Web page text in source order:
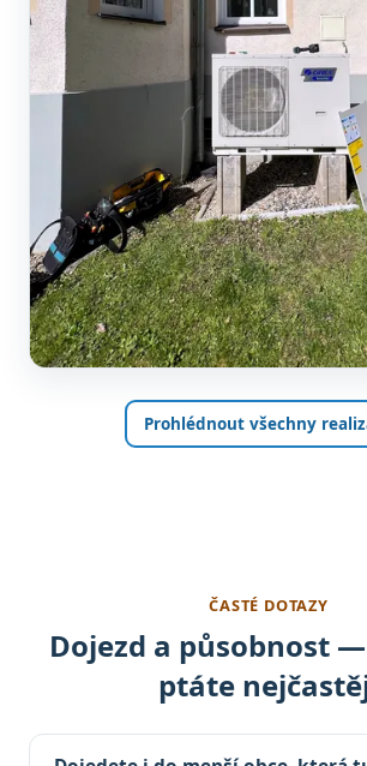
Prohlédnout všechny
ČASTÉ DOTAZY
Dojezd a působnost
ptáte